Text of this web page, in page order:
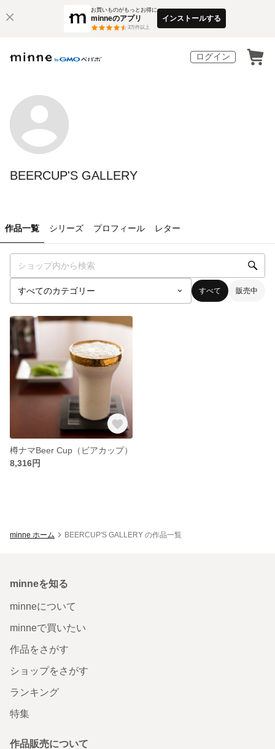
お買いものがもっとお得に
minneのアプリ
3万件以上
インストールする
ログイン
BEERCUP'S GALLERY
作品一覧 シリーズ プロフィール レター
すべて 販売中
樽ナマBeer Cup（ビアカップ）
8,316円
minne ホーム BEERCUP'S GALLERY の作品一覧
minneを知る
minneについて
minneで買いたい
作品をさがす
ショップをさがす
ランキング
特集
作品販売について